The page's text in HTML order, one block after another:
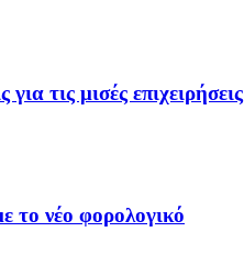
τις μισές επιχειρήσεις
το νέο φορολογικό